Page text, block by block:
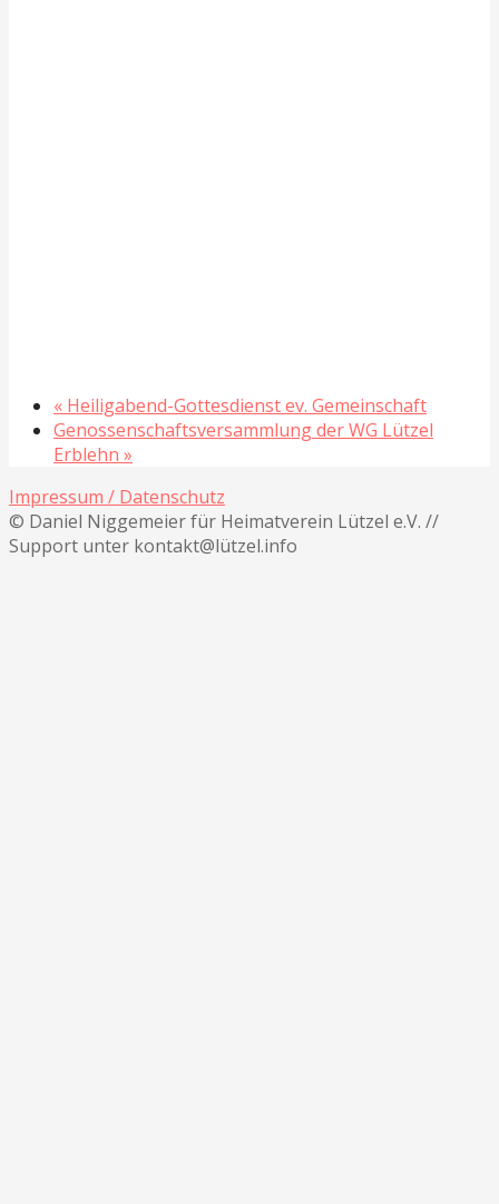
« Heiligabend-Gottesdienst ev. Gemeinschaft
Genossenschaftsversammlung der WG Lützel
Erblehn »
Impressum / Datenschutz
© Daniel Niggemeier für Heimatverein Lützel e.V. //
Support unter kontakt@lützel.info